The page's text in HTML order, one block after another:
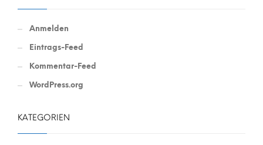
Anmelden
Eintrags-Feed
Kommentar-Feed
WordPress.org
KATEGORIEN